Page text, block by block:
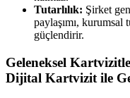
Tutarlılık: Şirket
paylaşımı, kurumsal
güçlendirir.
Geleneksel
Dijital Kartvizit ile